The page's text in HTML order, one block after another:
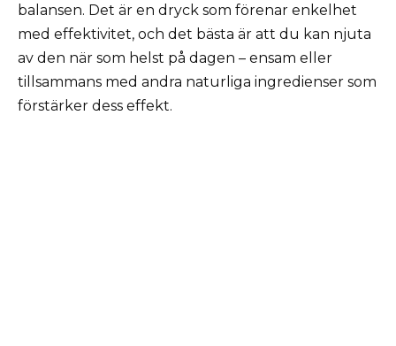
balansen. Det är en dryck som förenar enkelhet
med effektivitet, och det bästa är att du kan njuta
av den när som helst på dagen – ensam eller
tillsammans med andra naturliga ingredienser som
förstärker dess effekt.